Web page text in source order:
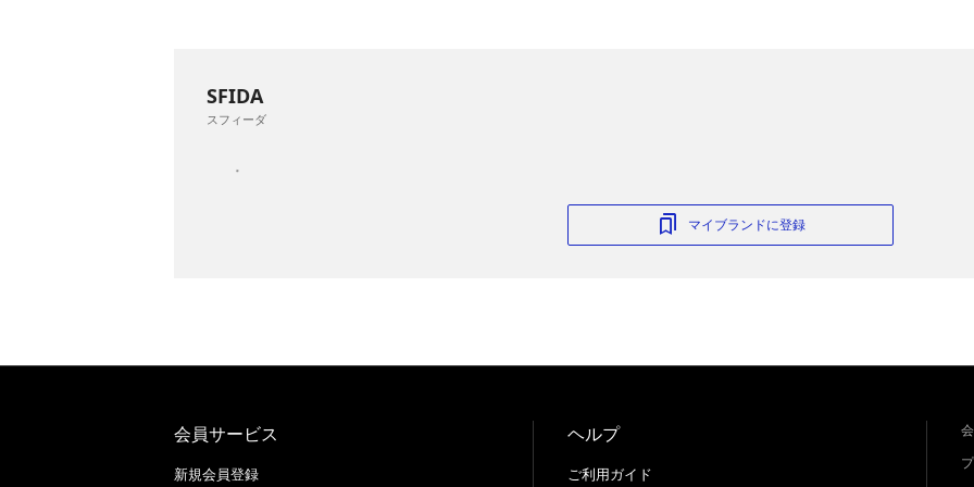
SFIDA
スフィーダ
マイブランドに登録
会員サービス
新規会員登録
ヘルプ
ご利用ガイド